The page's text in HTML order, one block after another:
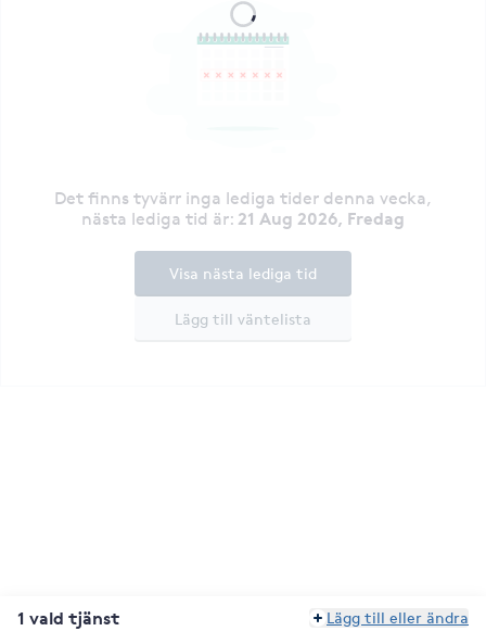
Det finns tyvärr inga lediga tider denna vecka,
nästa lediga tid är: 21 Aug 2026, Fredag
Lägg till väntelista
Visa nästa lediga tid
1 vald tjänst Lägg till eller ändra